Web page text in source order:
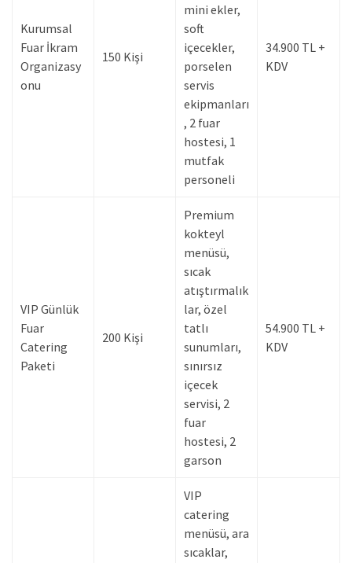
Kurumsal
Fuar İkram
Organizasy
onu
150 Kişi
mini ekler,
soft
içecekler,
porselen
servis
ekipmanları
, 2 fuar
hostesi, 1
mutfak
personeli
34.900 TL +
KDV
VIP Günlük
Fuar
Catering
Paketi
200 Kişi
Premium
kokteyl
menüsü,
sıcak
atıştırmalık
lar, özel
tatlı
sunumları,
sınırsız
içecek
servisi, 2
fuar
hostesi, 2
garson
54.900 TL +
KDV
VIP
catering
menüsü, ara
sıcaklar,